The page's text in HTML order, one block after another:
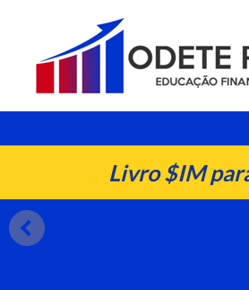
Livro $IM